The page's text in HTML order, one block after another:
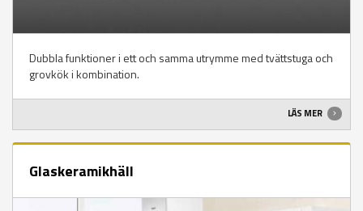
Dubbla funktioner i ett och samma utrymme med tvättstuga och
grovkök i kombination.
LÄS MER
Glaskeramikhäll